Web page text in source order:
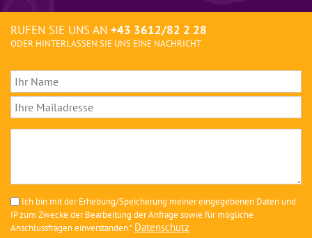
RUFEN SIE UNS AN +43 3612/82 2 28
ODER HINTERLASSEN SIE UNS EINE NACHRICHT
Ich bin mit der Erhebung/Speicherung meiner eingegebenen Daten und
IP zum Zwecke der Bearbeitung der Anfrage sowie für mögliche
Anschlussfragen einverstanden.* Datenschutz